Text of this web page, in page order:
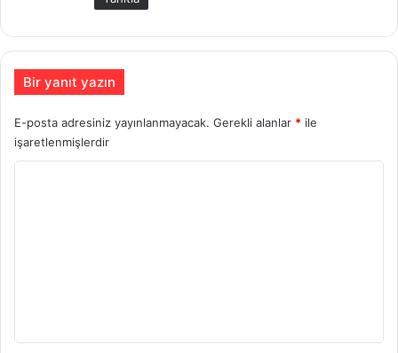
Bir yanıt yazın
E-posta adresiniz yayınlanmayacak. Gerekli alanlar * ile
işaretlenmişlerdir